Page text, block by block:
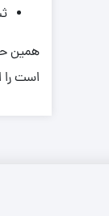
همین
است را